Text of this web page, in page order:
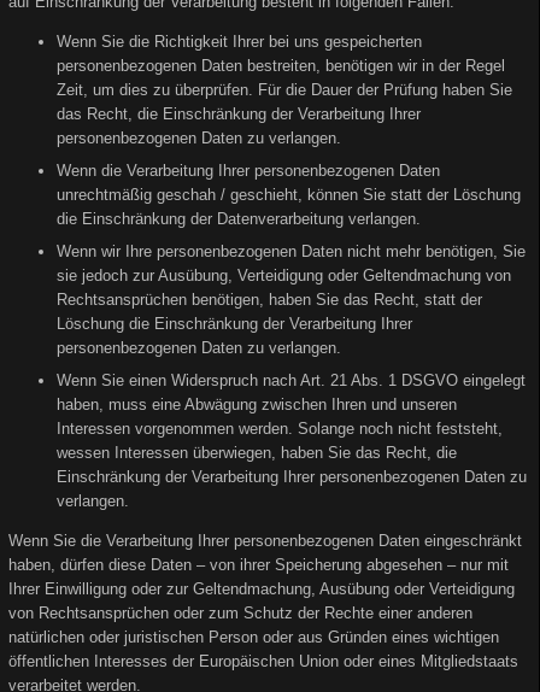
Wenn Sie die Richtigkeit Ihrer bei uns gespeicherten
personenbezogenen Daten bestreiten, benötigen wir in der Regel
Zeit, um dies zu überprüfen. Für die Dauer der Prüfung haben Sie
das Recht, die Einschränkung der Verarbeitung Ihrer
personenbezogenen Daten zu verlangen.
Wenn die Verarbeitung Ihrer personenbezogenen Daten
unrechtmäßig geschah / geschieht, können Sie statt der Löschung
die Einschränkung der Datenverarbeitung verlangen.
Wenn wir Ihre personenbezogenen Daten nicht mehr benötigen, Sie
sie jedoch zur Ausübung, Verteidigung oder Geltendmachung von
Rechtsansprüchen benötigen, haben Sie das Recht, statt der
Löschung die Einschränkung der Verarbeitung Ihrer
personenbezogenen Daten zu verlangen.
Wenn Sie einen Widerspruch nach Art. 21 Abs. 1 DSGVO eingelegt
haben, muss eine Abwägung zwischen Ihren und unseren
Interessen vorgenommen werden. Solange noch nicht feststeht,
wessen Interessen überwiegen, haben Sie das Recht, die
Einschränkung der Verarbeitung Ihrer personenbezogenen Daten zu
verlangen.
Wenn Sie die Verarbeitung Ihrer personenbezogenen Daten eingeschränkt
haben, dürfen diese Daten – von ihrer Speicherung abgesehen – nur mit
Ihrer Einwilligung oder zur Geltendmachung, Ausübung oder Verteidigung
von Rechtsansprüchen oder zum Schutz der Rechte einer anderen
natürlichen oder juristischen Person oder aus Gründen eines wichtigen
öffentlichen Interesses der Europäischen Union oder eines Mitgliedstaats
verarbeitet werden.